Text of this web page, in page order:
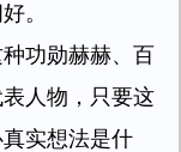
。
功勋赫赫、百
人物，只要这
实想法是什